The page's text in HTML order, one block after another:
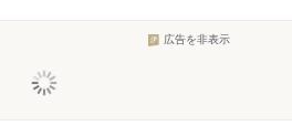
広告を非表示